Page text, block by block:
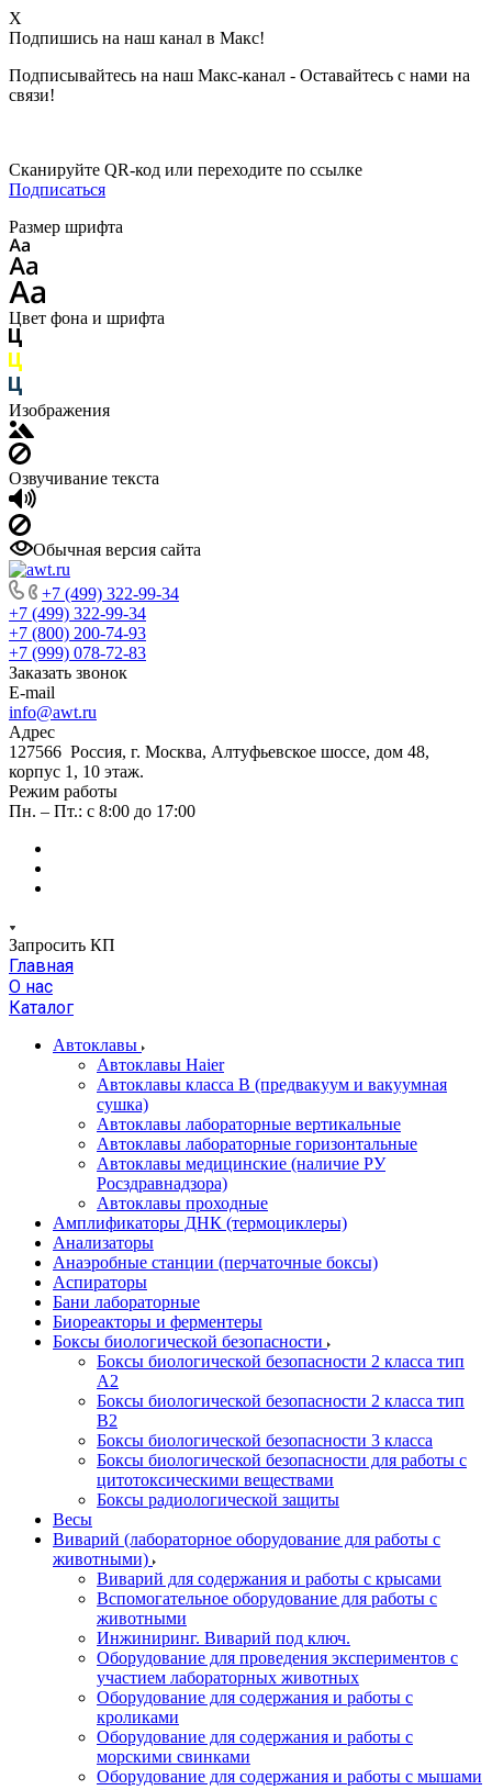
X
Подпишись на наш канал в Макс!
Подписывайтесь на наш Макс-канал - Оставайтесь с нами на
связи!
Сканируйте QR-код или переходите по ссылке
Подписаться
Размер шрифта
Цвет фона и шрифта
Изображения
Озвучивание текста
Обычная версия сайта
+7 (499) 322-99-34
+7 (499) 322-99-34
+7 (800) 200-74-93
+7 (999) 078-72-83
Заказать звонок
E-mail
info@awt.ru
Адрес
127566 Россия, г. Москва, Алтуфьевское шоссе, дом 48,
корпус 1, 10 этаж.
Режим работы
Пн. – Пт.: с 8:00 до 17:00
Запросить КП
Главная
О нас
Каталог
Автоклавы
Автоклавы Haier
Автоклавы класса B (предвакуум и вакуумная
сушка)
Автоклавы лабораторные вертикальные
Автоклавы лабораторные горизонтальные
Автоклавы медицинские (наличие РУ
Росздравнадзора)
Автоклавы проходные
Амплификаторы ДНК (термоциклеры)
Анализаторы
Анаэробные станции (перчаточные боксы)
Аспираторы
Бани лабораторные
Биореакторы и ферментеры
Боксы биологической безопасности
Боксы биологической безопасности 2 класса тип
A2
Боксы биологической безопасности 2 класса тип
B2
Боксы биологической безопасности 3 класса
Боксы биологической безопасности для работы с
цитотоксическими веществами
Боксы радиологической защиты
Весы
Виварий (лабораторное оборудование для работы с
животными)
Виварий для содержания и работы с крысами
Вспомогательное оборудование для работы с
животными
Инжиниринг. Виварий под ключ.
Оборудование для проведения экспериментов с
участием лабораторных животных
Оборудование для содержания и работы с
кроликами
Оборудование для содержания и работы с
морскими свинками
Оборудование для содержания и работы с мышами